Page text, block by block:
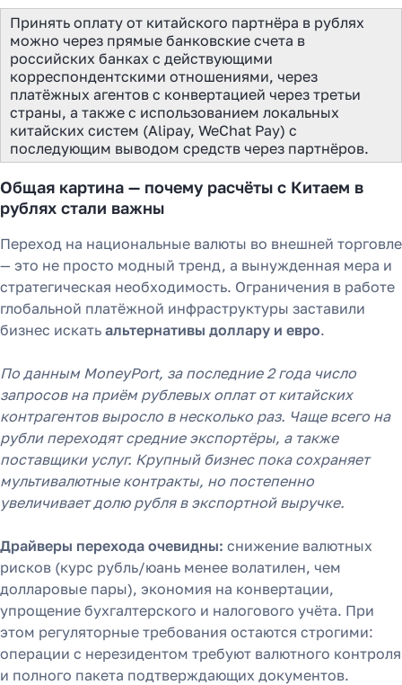
Принять оплату от китайского партнёра в рублях
можно через прямые банковские счета в
российских банках с действующими
корреспондентскими отношениями, через
платёжных агентов с конвертацией через третьи
страны, а также с использованием локальных
китайских систем (Alipay, WeChat Pay) с
последующим выводом средств через партнёров.
Общая картина — почему расчёты с Китаем в
рублях стали важны
Переход на национальные валюты во внешней торговле
— это не просто модный тренд, а вынужденная мера и
стратегическая необходимость. Ограничения в работе
глобальной платёжной инфраструктуры заставили
бизнес искать альтернативы доллару и евро.
По данным MoneyPort, за последние 2 года число
запросов на приём рублевых оплат от китайских
контрагентов выросло в несколько раз. Чаще всего на
рубли переходят средние экспортёры, а также
поставщики услуг. Крупный бизнес пока сохраняет
мультивалютные контракты, но постепенно
увеличивает долю рубля в экспортной выручке.
Драйверы перехода очевидны: снижение валютных
рисков (курс рубль/юань менее волатилен, чем
долларовые пары), экономия на конвертации,
упрощение бухгалтерского и налогового учёта. При
этом регуляторные требования остаются строгими:
операции с нерезидентом требуют валютного контроля
и полного пакета подтверждающих документов.